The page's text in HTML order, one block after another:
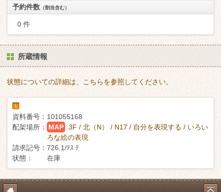
予約件数 （割当含む）
0 件
所蔵情報
状態についての詳細は、こちらを参照してください。
1
資料番号： 101055168
配架場所：
MAP
3F / 北（N） / N17 / 自分を表現する / いろい
ろな絵の表現
請求記号： 726.1/ﾃｽ ﾃ
状態：
在庫